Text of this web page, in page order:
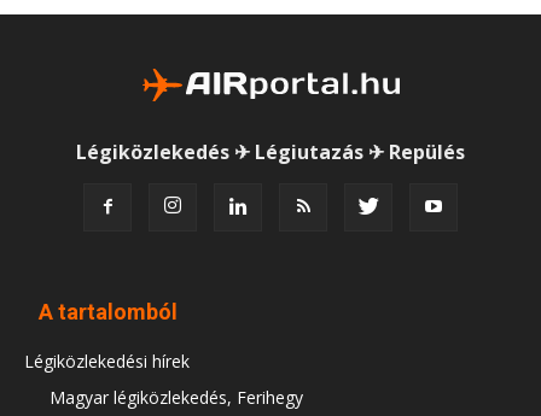
Légiközlekedés ✈ Légiutazás ✈ Repülés
A tartalomból
Légiközlekedési hírek
Magyar légiközlekedés, Ferihegy